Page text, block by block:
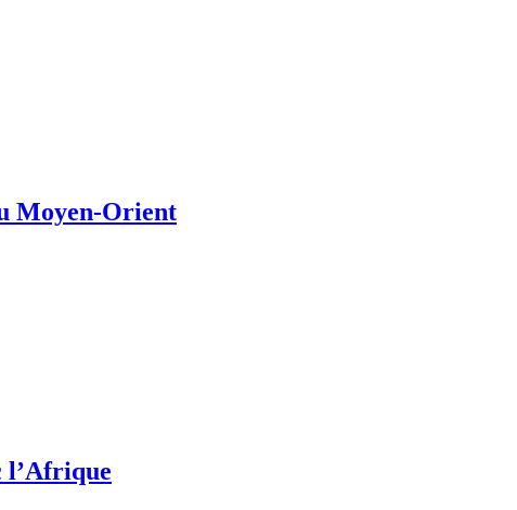
Moyen-Orient
l’Afrique